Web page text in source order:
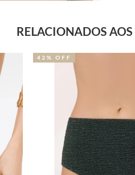
RELACIONADOS AOS
39% OFF